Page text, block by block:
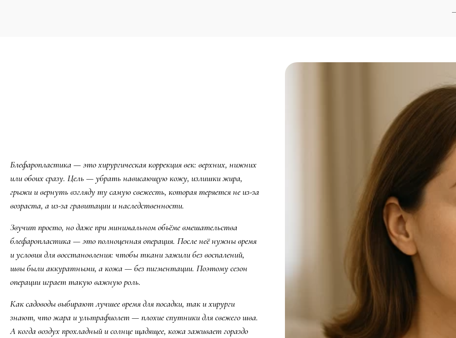
Блефаропластика — это хирургическая коррекция век: верхних, нижних
или обоих сразу. Цель — убрать нависающую кожу, излишки жира,
грыжи и вернуть взгляду ту самую свежесть, которая теряется не из-за
возраста, а из-за гравитации и наследственности.
Звучит просто, но даже при минимальном объёме вмешательства
блефаропластика — это полноценная операция. После неё нужны время
и условия для восстановления: чтобы ткани зажили без воспалений,
швы были аккуратными, а кожа — без пигментации. Поэтому сезон
операции играет такую важную роль.
Как садоводы выбирают лучшее время для посадки, так и хирурги
знают, что жара и ультрафиолет — плохие спутники для свежего шва.
А когда воздух прохладный и солнце щадящее, кожа заживает гораздо